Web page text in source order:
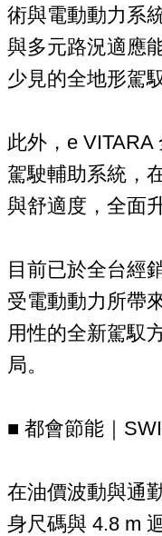
術與電動動力系
與多元路況適應
少見的全地形駕
此外，e
駕駛輔助系統，
與舒適度，全面
目前已於全台經
受電動動力所帶
用性的全新駕馭
局。
■ 都會節能｜
在油價波動與通
身尺碼與 4.8 m